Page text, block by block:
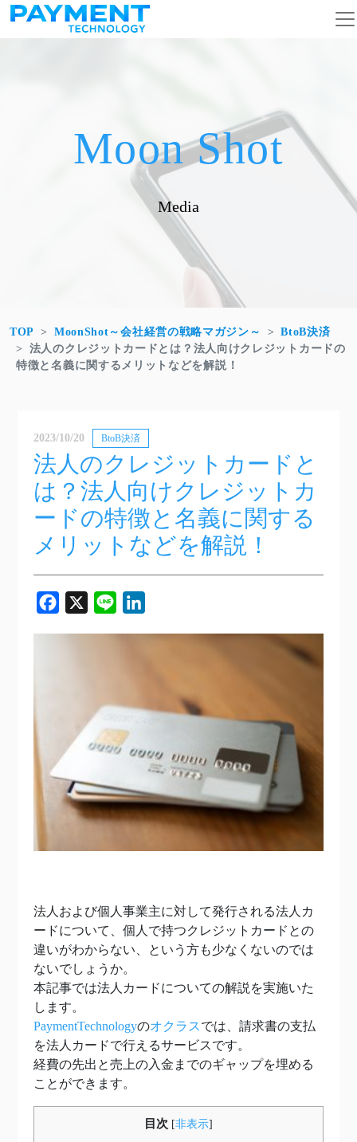
コンテンツへスキップ
メインナビゲーション
Moon Shot
Media
TOP MoonShot～会社経営の戦略マガジン～
BtoB決済
法人のクレジットカードとは？法人向けクレジットカードの
特徴と名義に関するメリットなどを解説！
2023/10/20 BtoB決済
法人のクレジットカードと
は？法人向けクレジットカ
ードの特徴と名義に関する
メリットなどを解説！
Facebook
X Line
法人および個人事業主に対して発行される法人カ
ードについて、個人で持つクレジットカードとの
違いがわからない、という方も少なくないのでは
ないでしょうか。
本記事では法人カードについての解説を実施いた
します。
PaymentTechnologyのオクラスでは、請求書の支払
を法人カードで行えるサービスです。
経費の先出と売上の入金までのギャップを埋める
ことができます。
目次 [非表示]